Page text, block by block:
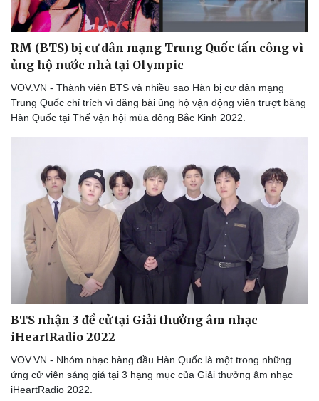
Săn Tour
check-in
Đọc truyện đêm khuya
Cửa sổ tình yêu
Kể chuyện cho bé
Hạt giống tâm hồn
RM (BTS) bị cư dân mạng Trung Quốc tấn công vì
ủng hộ nước nhà tại Olympic
VOV.VN - Thành viên BTS và nhiều sao Hàn bị cư dân mạng
Trung Quốc chỉ trích vì đăng bài ủng hộ vận động viên trượt băng
Hàn Quốc tại Thế vận hội mùa đông Bắc Kinh 2022.
BTS nhận 3 đề cử tại Giải thưởng âm nhạc
iHeartRadio 2022
VOV.VN - Nhóm nhạc hàng đầu Hàn Quốc là một trong những
ứng cử viên sáng giá tại 3 hạng mục của Giải thưởng âm nhạc
iHeartRadio 2022.